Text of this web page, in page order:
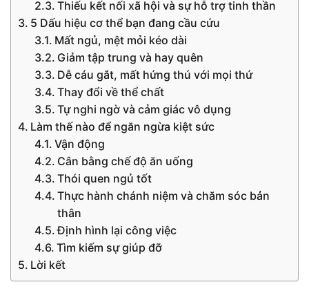
Thiếu kết nối xã hội và sự hỗ trợ tinh thần
5 Dấu hiệu cơ thể bạn đang cầu cứu
Mất ngủ, mệt mỏi kéo dài
Giảm tập trung và hay quên
Dễ cáu gắt, mất hứng thú với mọi thứ
Thay đổi về thể chất
Tự nghi ngờ và cảm giác vô dụng
Làm thế nào để ngăn ngừa kiệt sức
Vận động
Cân bằng chế độ ăn uống
Thói quen ngủ tốt
Thực hành chánh niệm và chăm sóc bản
thân
Định hình lại công việc
Tìm kiếm sự giúp đỡ
Lời kết